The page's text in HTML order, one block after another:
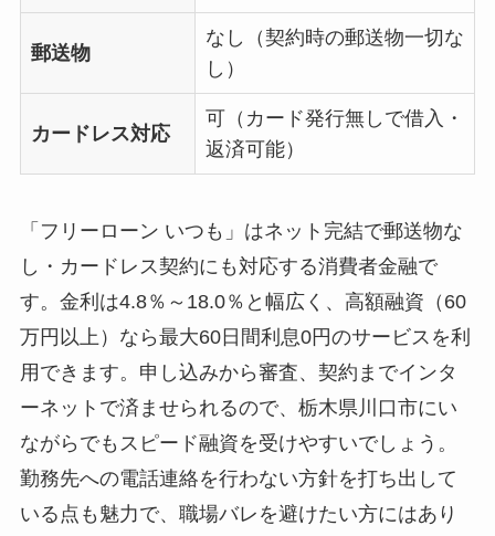
郵送物
なし（契約時の郵送物一切な
し）
カードレス対応
可（カード発行無しで借入・
返済可能）
「フリーローン いつも」はネット完結で郵送物な
し・カードレス契約にも対応する消費者金融で
す。金利は4.8％～18.0％と幅広く、高額融資（60
万円以上）なら最大60日間利息0円のサービスを利
用できます。申し込みから審査、契約までインタ
ーネットで済ませられるので、栃木県川口市にい
ながらでもスピード融資を受けやすいでしょう。
勤務先への電話連絡を行わない方針を打ち出して
いる点も魅力で、職場バレを避けたい方にはあり